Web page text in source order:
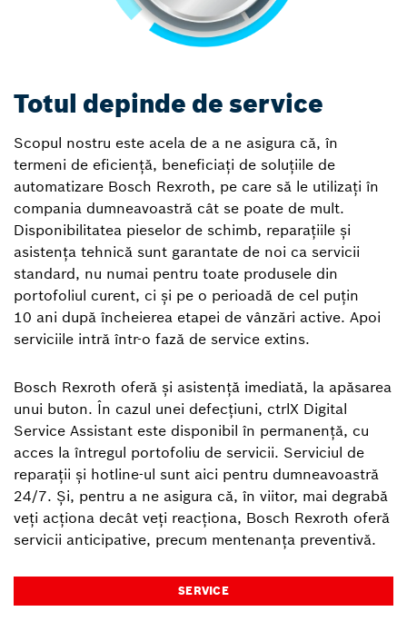
Totul depinde de service
Scopul nostru este acela de a ne asigura că, în
termeni de eficiență, beneficiați de soluțiile de
automatizare Bosch Rexroth, pe care să le utilizați în
compania dumneavoastră cât se poate de mult.
Disponibilitatea pieselor de schimb, reparațiile și
asistența tehnică sunt garantate de noi ca servicii
standard, nu numai pentru toate produsele din
portofoliul curent, ci și pe o perioadă de cel puțin
10 ani după încheierea etapei de vânzări active. Apoi
serviciile intră într-o fază de service extins.
Bosch Rexroth oferă și asistență imediată, la apăsarea
unui buton. În cazul unei defecțiuni, ctrlX Digital
Service Assistant este disponibil în permanență, cu
acces la întregul portofoliu de servicii. Serviciul de
reparații și hotline-ul sunt aici pentru dumneavoastră
24/7. Și, pentru a ne asigura că, în viitor, mai degrabă
veți acționa decât veți reacționa, Bosch Rexroth oferă
servicii anticipative, precum mentenanța preventivă.
SERVICE